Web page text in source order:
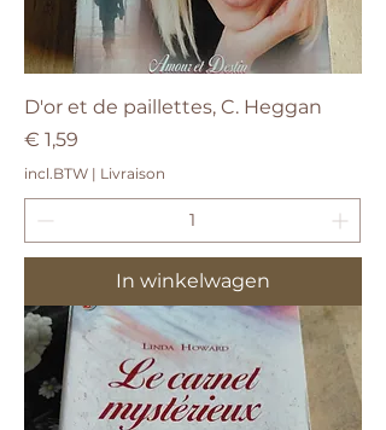
D'or et de paillettes, C. Heggan
Prijs
€ 1,59
incl.BTW | Livraison
In winkelwagen